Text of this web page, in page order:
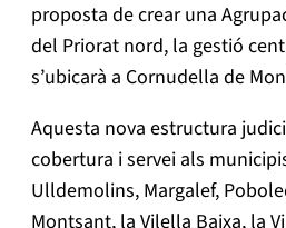
proposta de crear una
del Priorat nord, la gestió
s’ubicarà a Cornudella de
Aquesta nova estructura
cobertura i servei als
Ulldemolins, Margalef,
Montsant, la Vilella Baixa, la